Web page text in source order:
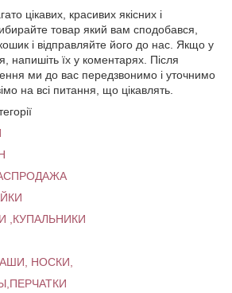
цікавих, красивих якісних і
товар який вам сподобався,
і відправляйте його до нас. Якщо у
напишіть їх у коментарях. Після
ми до вас передзвонимо і уточнимо
на всі питання, що цікавлять.
,КУПАЛЬНИКИ
НОСКИ,